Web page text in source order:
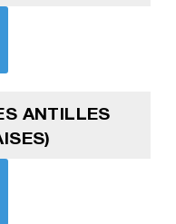
ANTILLES